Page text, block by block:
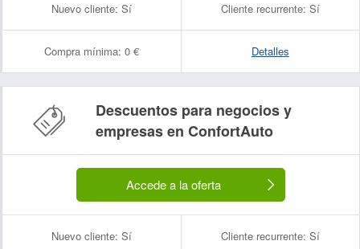
Nuevo cliente: Sí Cliente recurrente: Sí
Compra mínima: 0 € Detalles
Descuentos para negocios y
empresas en ConfortAuto
Accede a la oferta
Nuevo cliente: Sí Cliente recurrente: Sí